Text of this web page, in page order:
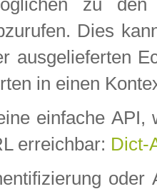
zu den
Dies
ausgelieferten
in einen
einfache API,
erreichbar: Dict-